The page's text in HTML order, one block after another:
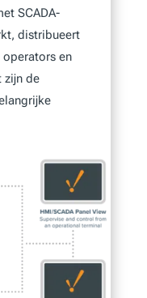
SCADA-
distribueert
en
zijn de